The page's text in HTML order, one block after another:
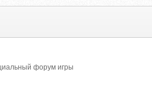
форум игры